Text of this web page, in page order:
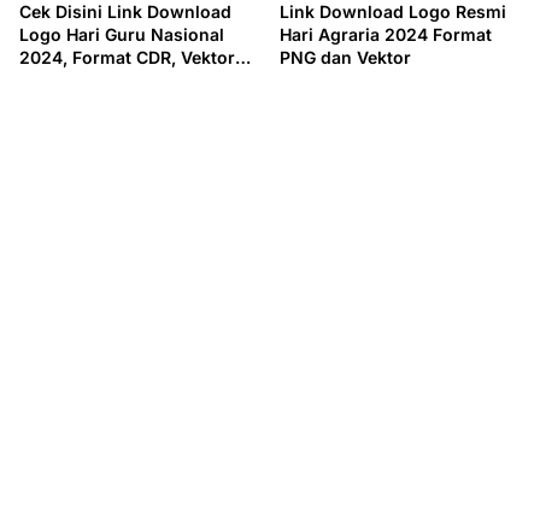
Cek Disini Link Download
Logo Hari Guru Nasional
2024, Format CDR, Vektor
Link Download Logo Resmi
Hari Agraria 2024 Format
PNG dan Vektor